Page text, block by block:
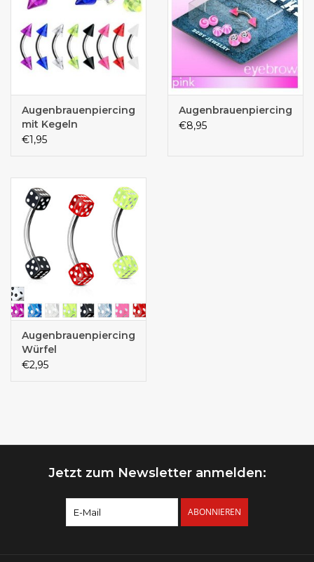
Augenbrauenpiercing
mit Kegeln
€1,95
Augenbrauenpiercingset
€8,95
Augenbrauenpiercing
Würfel
€2,95
Jetzt zum Newsletter anmelden:
ABONNIEREN